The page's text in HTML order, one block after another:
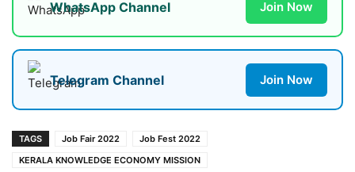
WhatsApp Channel Join Now
Telegram Channel Join Now
TAGS Job Fair 2022
Job Fest 2022
KERALA KNOWLEDGE ECONOMY MISSION